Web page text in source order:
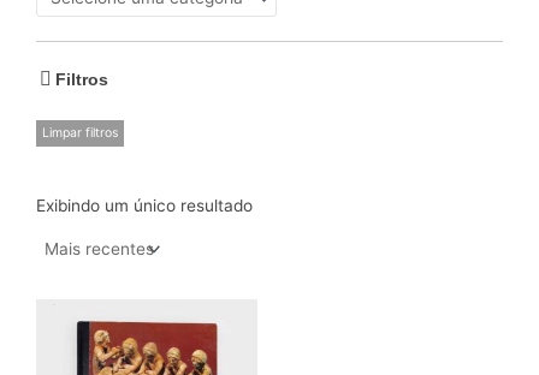
Filtros
Limpar filtros
Exibindo um único resultado